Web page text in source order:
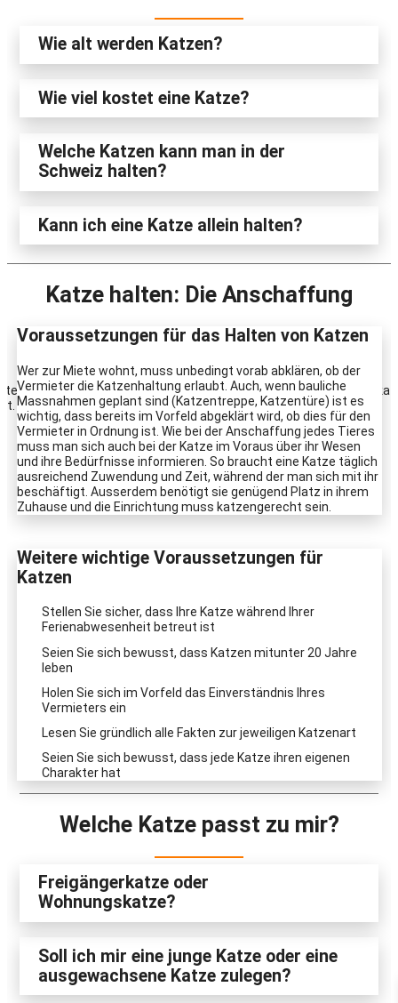
Wie alt werden Katzen?
Wie viel kostet eine Katze?
Welche Katzen kann man in der
Schweiz halten?
Kann ich eine Katze allein halten?
Katze halten: Die Anschaffung
Was müssen Sie beachten, wenn Sie eine Katze in der Schweiz
halten möchten? Wir klären die wichtigsten Punkte.
Voraussetzungen für das Halten von Katzen
Wer zur Miete wohnt, muss unbedingt vorab abklären, ob der
Vermieter die Katzenhaltung erlaubt. Auch, wenn bauliche
Massnahmen geplant sind (Katzentreppe, Katzentüre) ist es
wichtig, dass bereits im Vorfeld abgeklärt wird, ob dies für den
Vermieter in Ordnung ist. Wie bei der Anschaffung jedes Tieres
muss man sich auch bei der Katze im Voraus über ihr Wesen
und ihre Bedürfnisse informieren. So braucht eine Katze täglich
ausreichend Zuwendung und Zeit, während der man sich mit ihr
beschäftigt. Ausserdem benötigt sie genügend Platz in ihrem
Zuhause und die Einrichtung muss katzengerecht sein.
Weitere wichtige Voraussetzungen für
Katzen
Stellen Sie sicher, dass Ihre Katze während Ihrer
Ferienabwesenheit betreut ist
Seien Sie sich bewusst, dass Katzen mitunter 20 Jahre
leben
Holen Sie sich im Vorfeld das Einverständnis Ihres
Vermieters ein
Lesen Sie gründlich alle Fakten zur jeweiligen Katzenart
Seien Sie sich bewusst, dass jede Katze ihren eigenen
Charakter hat
Welche Katze passt zu mir?
Freigängerkatze oder
Wohnungskatze?
Soll ich mir eine junge Katze oder eine
ausgewachsene Katze zulegen?